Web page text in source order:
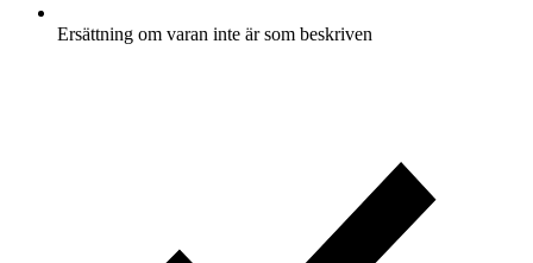
Ersättning om varan inte är som beskriven